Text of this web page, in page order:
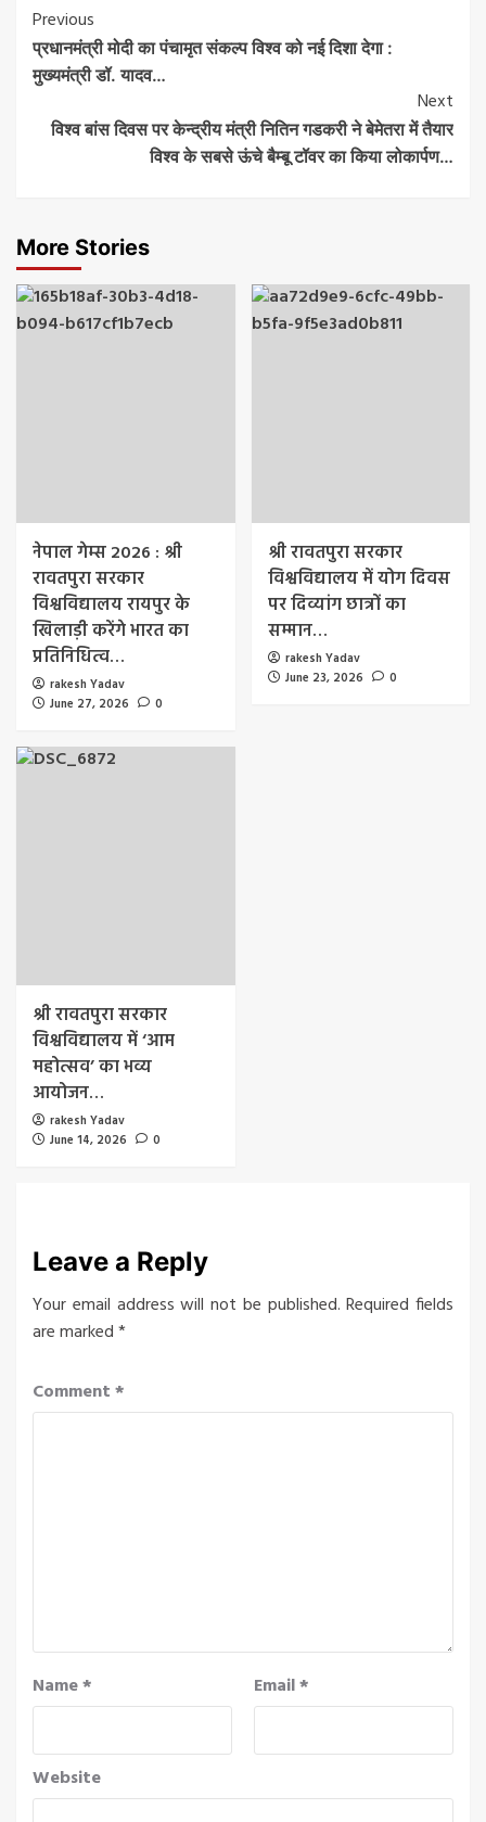
Post
Navigation
Previous
प्रधानमंत्री मोदी का पंचामृत संकल्प विश्व को नई दिशा देगा :
मुख्यमंत्री डॉ. यादव…
Next
विश्व बांस दिवस पर केन्द्रीय मंत्री नितिन गडकरी ने बेमेतरा में तैयार
विश्व के सबसे ऊंचे बैम्बू टॉवर का किया लोकार्पण…
More Stories
नेपाल गेम्स 2026 : श्री
रावतपुरा सरकार
विश्वविद्यालय रायपुर के
खिलाड़ी करेंगे भारत का
प्रतिनिधित्व…
rakesh Yadav
June 27, 2026
0
श्री रावतपुरा सरकार
विश्वविद्यालय में योग दिवस
पर दिव्यांग छात्रों का
सम्मान…
rakesh Yadav
June 23, 2026
0
श्री रावतपुरा सरकार
विश्वविद्यालय में ‘आम
महोत्सव’ का भव्य
आयोजन…
rakesh Yadav
June 14, 2026
0
Leave a Reply
Your email address will not be published. Required fields
are marked*
Comment*
Name* Email*
Website